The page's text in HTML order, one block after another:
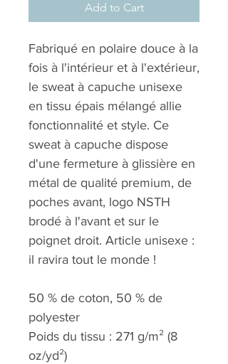
Add to Cart
Fabriqué en polaire douce à la
fois à l'intérieur et à l'extérieur,
le sweat à capuche unisexe
en tissu épais mélangé allie
fonctionnalité et style. Ce
sweat à capuche dispose
d'une fermeture à glissière en
métal de qualité premium, de
poches avant, logo NSTH
brodé à l'avant et sur le
poignet droit. Article unisexe :
il ravira tout le monde !
50 % de coton, 50 % de
polyester
Poids du tissu : 271 g/m² (8
oz/yd²)